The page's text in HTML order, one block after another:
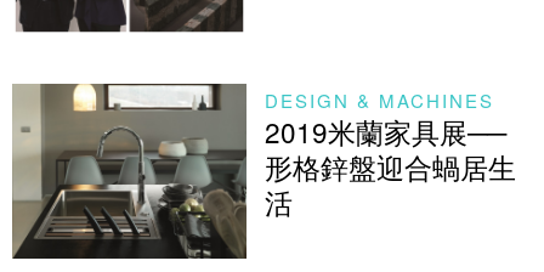
DESIGN & MACHINES
2019米蘭家具展──
形格鋅盤迎合蝸居生
活